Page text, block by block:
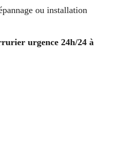
ou installation
urgence 24h/24 à